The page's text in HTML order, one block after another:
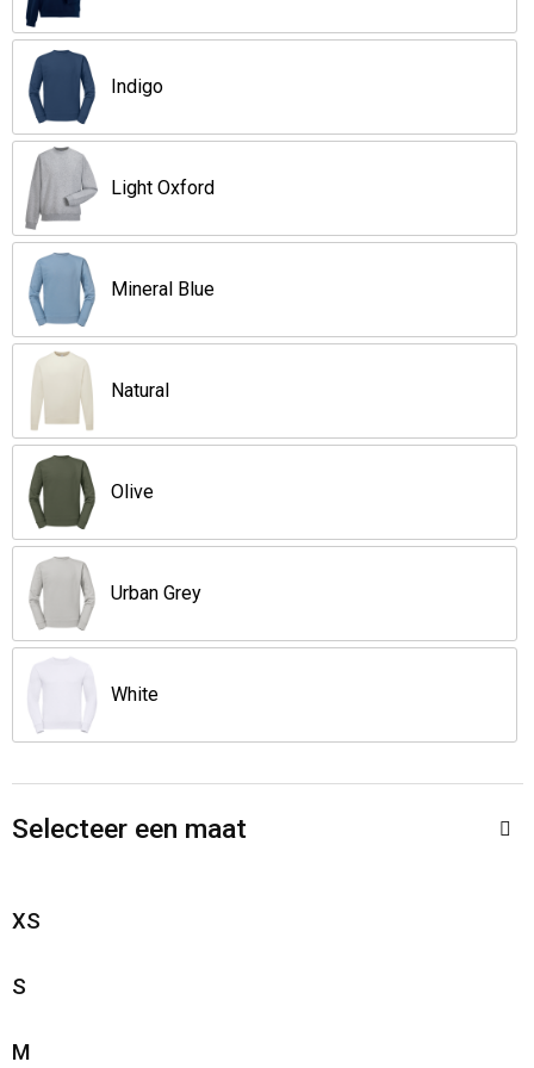
Opvouwbare tassen
Waterbestendige tassen
Bowlingtassen
Strandtassen
Katoenen draagtassen
Rugzakken
Indigo
Light Oxford
Mineral Blue
Natural
Olive
Urban Grey
White
Selecteer een maat
XS
S
M